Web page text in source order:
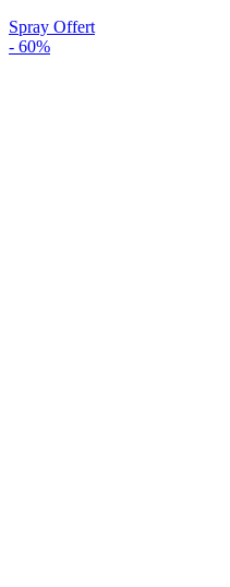
Spray Offert
- 60%